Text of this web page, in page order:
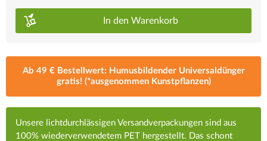
In den Warenkorb
Ab 49 € Bestellwert: Humusbildender Universaldünger
gratis! (*ausgenommen Kunstpflanzen)
Unsere lichtdurchlässigen Versandverpackungen sind aus
100% wiederverwendetem PET hergestellt. Das schont